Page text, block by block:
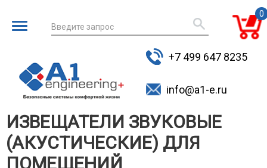
Введите запрос
товаров
0
+7 499 647 8235
info@a1-e.ru
ИЗВЕЩАТЕЛИ ЗВУКОВЫЕ
(АКУСТИЧЕСКИЕ) ДЛЯ
ПОМЕЩЕНИЙ